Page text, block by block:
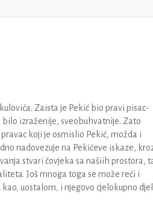
Zaista je Pekić bio pravi pisac-
bilo izraženije, sveobuhvatnije. Zato
koji je osmislio Pekić, možda i
nadovezuje na Pekićeve iskaze,
stvari čovjeka sa našiih prostora,
Još mnoga toga se može reći i
uostalom, i njegovo cjelokupno